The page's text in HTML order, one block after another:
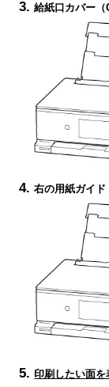
給紙口カバー（
右の用紙ガイド
印刷したい面を